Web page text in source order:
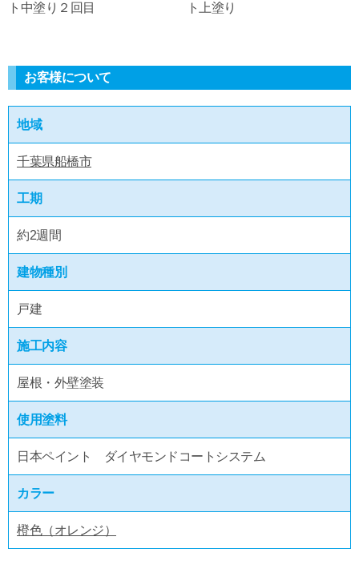
ト中塗り２回目
ト上塗り
お客様について
地域
千葉県船橋市
工期
約2週間
建物種別
戸建
施工内容
屋根・外壁塗装
使用塗料
日本ペイント ダイヤモンドコートシステム
カラー
橙色（オレンジ）